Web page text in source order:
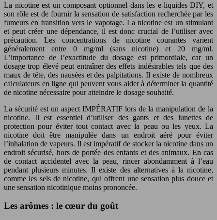
La nicotine est un composant optionnel dans les e-liquides DIY, et
son rôle est de fournir la sensation de satisfaction recherchée par les
fumeurs en transition vers le vapotage. La nicotine est un stimulant
et peut créer une dépendance, il est donc crucial de l’utiliser avec
précaution. Les concentrations de nicotine courantes varient
généralement entre 0 mg/ml (sans nicotine) et 20 mg/ml.
L’importance de l’exactitude du dosage est primordiale, car un
dosage trop élevé peut entraîner des effets indésirables tels que des
maux de tête, des nausées et des palpitations. Il existe de nombreux
calculateurs en ligne qui peuvent vous aider à déterminer la quantité
de nicotine nécessaire pour atteindre le dosage souhaité.
La sécurité est un aspect IMPÉRATIF lors de la manipulation de la
nicotine. Il est essentiel d’utiliser des gants et des lunettes de
protection pour éviter tout contact avec la peau ou les yeux. La
nicotine doit être manipulée dans un endroit aéré pour éviter
l’inhalation de vapeurs. Il est impératif de stocker la nicotine dans un
endroit sécurisé, hors de portée des enfants et des animaux. En cas
de contact accidentel avec la peau, rincer abondamment à l’eau
pendant plusieurs minutes. Il existe des alternatives à la nicotine,
comme les sels de nicotine, qui offrent une sensation plus douce et
une sensation nicotinique moins prononcée.
Les arômes : le cœur du goût